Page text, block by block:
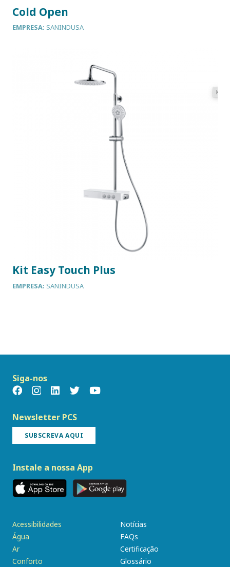
Cold Open
EMPRESA: SANINDUSA
Kit Easy Touch Plus
EMPRESA: SANINDUSA
Siga-nos
Newsletter PCS
SUBSCREVA AQUI
Instale a nossa App
Acessibilidades
Água
Ar
Conforto
Notícias
FAQs
Certificação
Glossário